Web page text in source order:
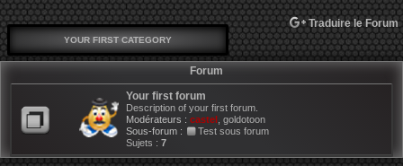
Traduire le Forum
YOUR FIRST CATEGORY
Forum
Your first forum
Description of your first forum.
Modérateurs : castel
goldotoon
Sous-forum :
Test sous forum
Sujets : 7